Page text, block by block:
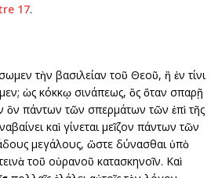
17.
τὴν βασιλείαν τοῦ Θεοῦ, ἢ ἐν τίνι
ὡς κόκκῳ σινάπεως, ὃς ὅταν σπαρῇ
ὂν πάντων τῶν σπερμάτων τῶν ἐπὶ τῆς
καὶ γίνεται μεῖζον πάντων τῶν
μεγάλους, ὥστε δύνασθαι ὑπὸ
τοῦ οὐρανοῦ κατασκηνοῖν. Καὶ